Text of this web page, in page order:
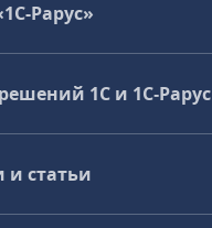
Рарус»
1С и 1С‑Рарус
и статьи